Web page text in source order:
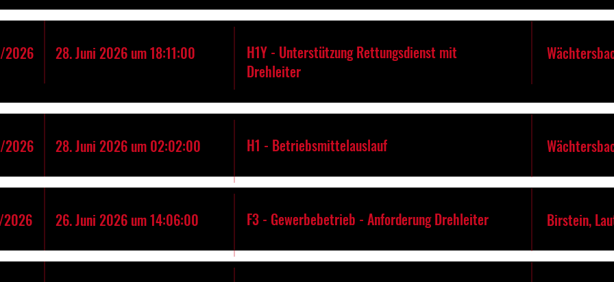
2026 28. Juni 2026 um 18:11:00
H1Y - Unterstützung Rettungsdienst mit
Drehleiter
2026 28. Juni 2026 um 02:02:00 H1 - Betriebsmittelauslauf
2026 26. Juni 2026 um 14:06:00 F3 - Gewerbebetrieb - Anforderung Drehleiter Birstein,